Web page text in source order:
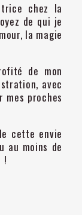
chez la
de qui je
la magie
de mon
avec
proches
cette envie
au moins de
!